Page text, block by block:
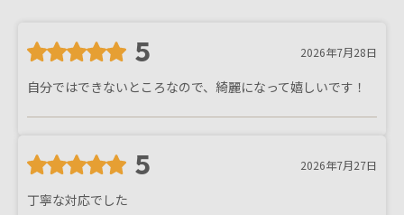
5 2026年7月28日
自分ではできないところなので、綺麗になって嬉しいです！
5 2026年7月27日
丁寧な対応でした